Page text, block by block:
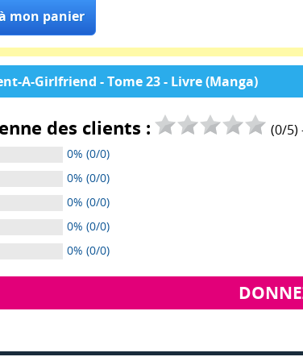
A-Girlfriend - Tome 23 - Livre (Manga)
des clients : (0/5)
0% (0/0)
0% (0/0)
0% (0/0)
0% (0/0)
0% (0/0)